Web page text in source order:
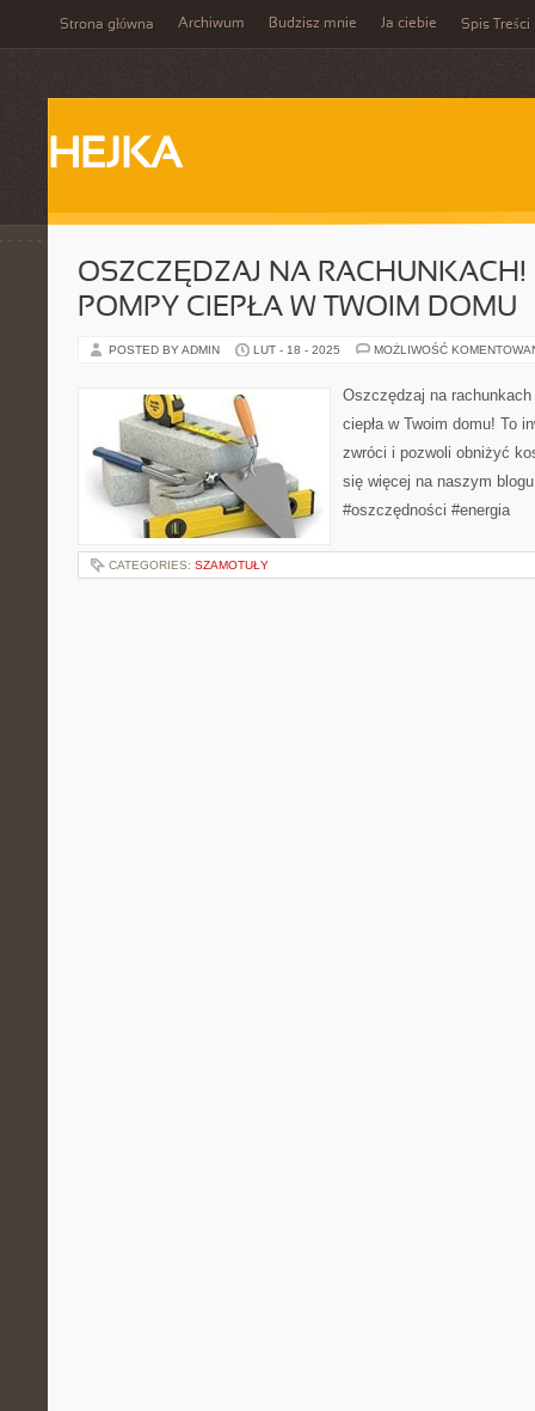
Strona główna Archiwum Budzisz mnie Ja ciebie Spis Treści
HEJKA
OSZCZĘDZAJ NA
POMPY CIEPŁA W TWOIM DOMU
POSTED BY ADMIN LUT - 18 - 2025 MOŻLIWOŚĆ
Oszczędzaj na
ciepła w Twoim domu! To
zwróci i pozwoli obniżyć
się więcej na naszym
#oszczędności #energia
CATEGORIES: SZAMOTUŁY